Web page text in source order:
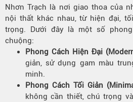
Nhơn Trạch là nơi giao thoa của
nội thất khác nhau, từ hiện đại,
trọng. Dưới đây là một số
chuộng:
Phong Cách Hiện Đại
giản, sử dụng gam màu
minh.
Phong Cách Tối Giản
không cần thiết, chú trọng